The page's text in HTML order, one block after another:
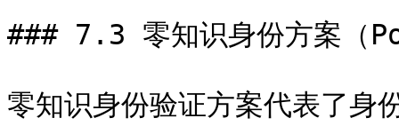
### 7.3 零知识身份方案（
零知识身份验证方案代表了身